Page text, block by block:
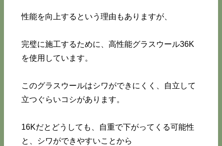
性能を向上するという理由もありますが、
完璧に施工するために、高性能グラスウール36K
を使用しています。
このグラスウールはシワができにくく、自立して
立つぐらいコシがあります。
16Kだとどうしても、自重で下がってくる可能性
と、シワができやすいことから